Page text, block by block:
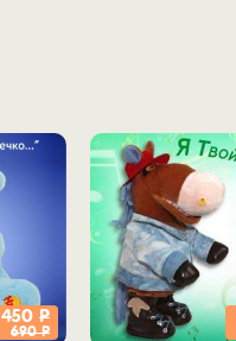
450 Р
690Р